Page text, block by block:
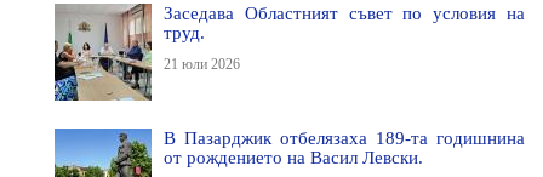
Заседава Областният съвет по условия на
труд.
21 юли 2026
В Пазарджик отбелязаха 189-та годишнина
от рождението на Васил Левски.